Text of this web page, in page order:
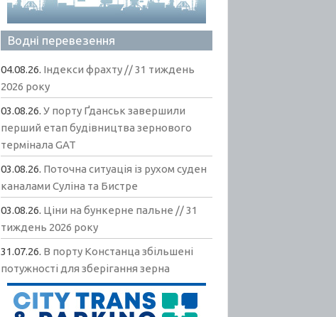
Водні перевезення
04.08.26. Індекси фрахту // 31 тиждень
2026 року
03.08.26.У порту Ґданськ завершили
перший етап будівництва зернового
термінала GAT
03.08.26. Поточна ситуація із рухом суден
каналами Суліна та Бистре
03.08.26. Ціни на бункерне пальне // 31
тиждень 2026 року
31.07.26. В порту Констанца збільшені
потужності для зберігання зерна